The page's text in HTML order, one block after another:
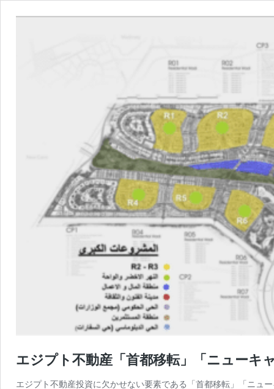
エジプト不動産「首都移転」「ニューキ
エジプト不動産投資に欠かせない要素である「首都移転」「ニュ